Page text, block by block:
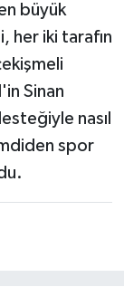
büyük
her iki tarafın
Sinan
nasıl
spor